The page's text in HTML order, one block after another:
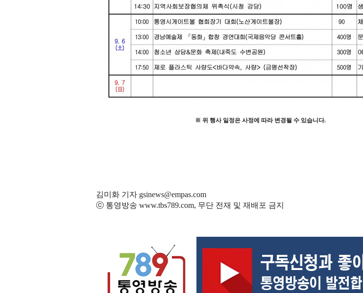
※ 위 행사 일정은 사정에 따라 변경될 수 있습니다.
김미화 기자 gsinews@empas.com
ⓒ 통영방송 www.tbs789.com, 무단 전재 및 재배포 금지